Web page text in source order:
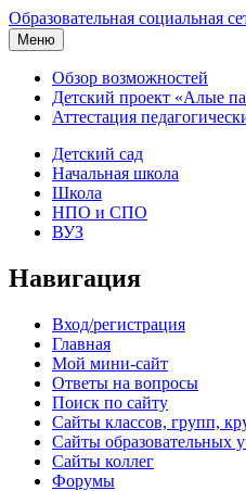
Образовательная социальная
Меню
Обзор возможностей
Детский проект «Алые
Аттестация
Детский сад
Начальная школа
Школа
НПО и СПО
ВУЗ
Навигация
Вход/регистрация
Главная
Мой мини-сайт
Ответы на вопросы
Поиск по сайту
Сайты классов, групп,
Сайты образовательных
Сайты коллег
Форумы